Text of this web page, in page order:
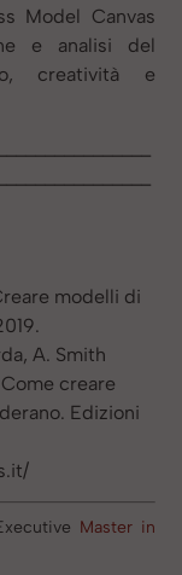
Model Canvas
e analisi del
creatività e
modelli di
A. Smith
creare
Edizioni
Master in